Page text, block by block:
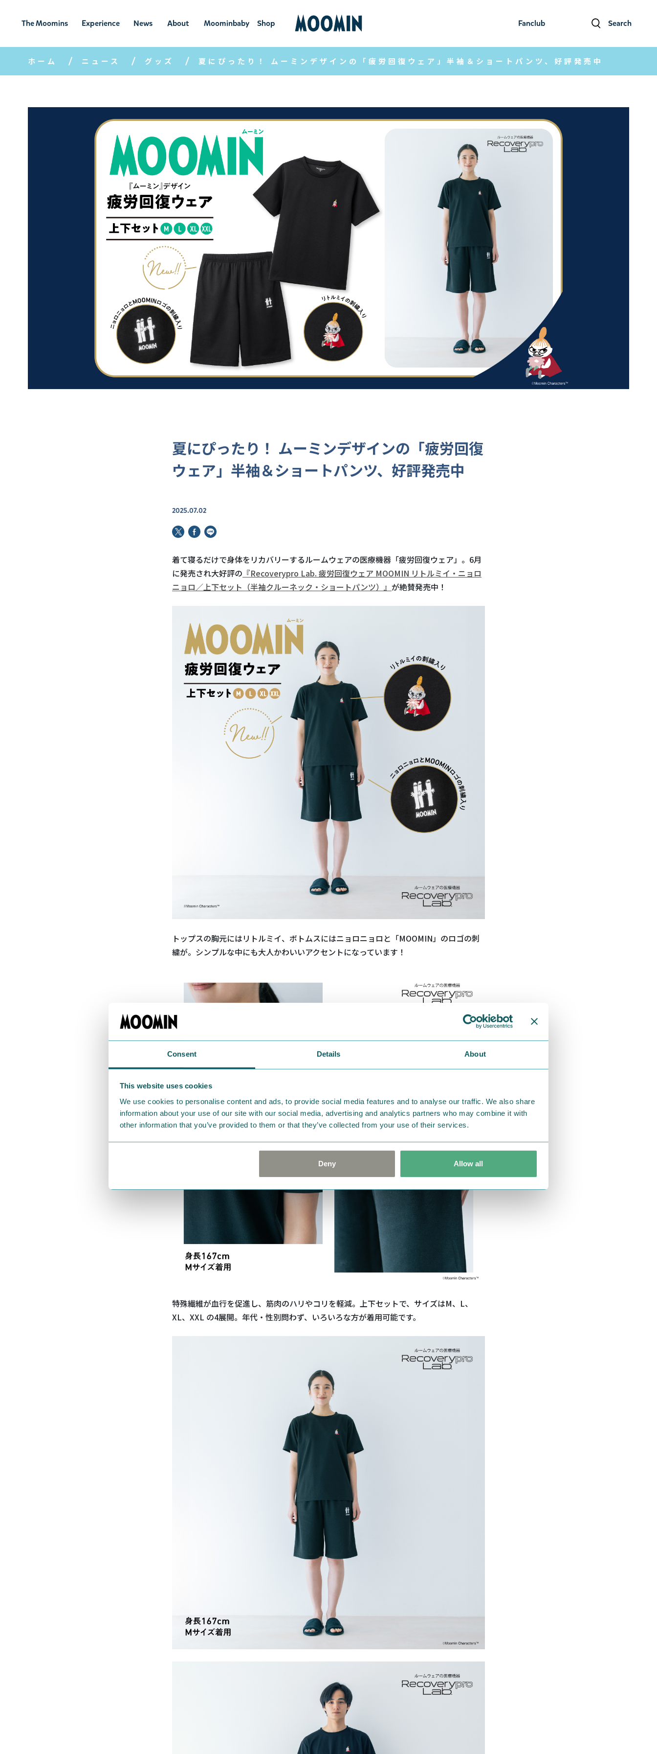
Consent Details About
This website uses cookies
We use cookies to personalise content and ads, to provide social media features and to analyse our traffic. We also share
information about your use of our site with our social media, advertising and analytics partners who may combine it with
other information that you’ve provided to them or that they’ve collected from your use of their services.
Deny Allow all
Fanclub Search
The Moomins
ムーミンの
世界
Experience
ムーミンの世
界を楽しむ
News
ニュ
ース
About
ムーミン
について
Moominbaby
ムーミンベ
ビー
Shop
ショ
ップ
ホーム ニュース グッズ 夏にぴったり！ ムーミンデザインの「疲労回復ウェア」半袖＆ショートパンツ、好評発売中
夏にぴったり！ ムーミンデザインの「疲労回復
ウェア」半袖＆ショートパンツ、好評発売中
2025.07.02
着て寝るだけで身体をリカバリーするルームウェアの医療機器「疲労回復ウェア」。 6月
に発売され大好評の 『Recoverypro Lab. 疲労回復ウェア MOOMIN リトルミイ・ニョロ
ニョロ／上下セット（半袖クルーネック・ショートパンツ）』 が絶賛発売中！
トップスの胸元にはリトルミイ、ボトムスにはニョロニョロと「MOOMIN」のロゴの刺
繍が。シンプルな中にも大人かわいいアクセントになっています！
特殊繊維が血行を促進し、筋肉のハリやコリを軽減。上下セットで、サイズはM、 L、
XL、 XXL の4展開。年代・性別問わず、いろいろな方が着用可能です。